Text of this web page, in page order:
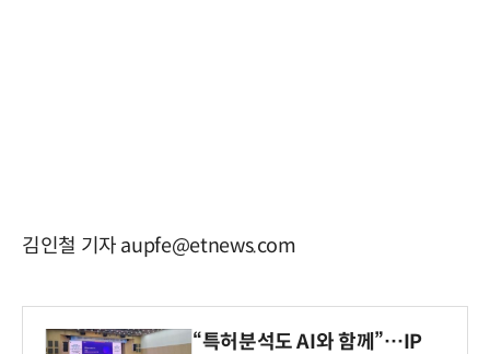
김인철 기자 aupfe@etnews.com
“특허분석도 AI와 함께”…IP